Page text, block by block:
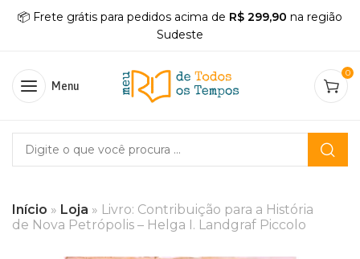
📦 Frete grátis para pedidos acima de R$ 299,90 na região
Sudeste
Menu
0
Início » Loja » Livro: Contribuição para a História
de Nova Petrópolis – Helga I. Landgraf Piccolo